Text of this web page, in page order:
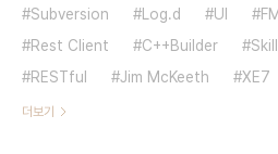
Subversion
Log.d UI
Rest Client
C++Builder
RESTful
Jim McKeeth XE7
더보기